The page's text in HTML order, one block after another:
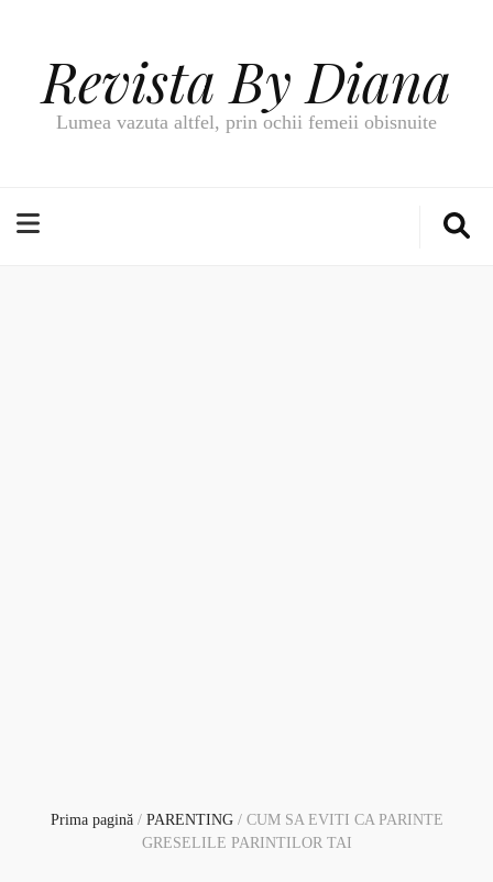
Revista By Diana
Lumea vazuta altfel, prin ochii femeii obisnuite
Prima pagină / PARENTING / CUM SA EVITI CA PARINTE
GRESELILE PARINTILOR TAI